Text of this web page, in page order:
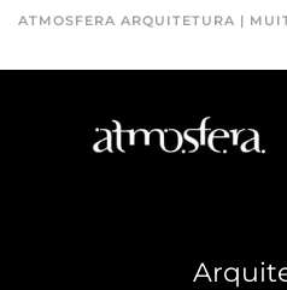
ATMOSFERA ARQUITETURA |